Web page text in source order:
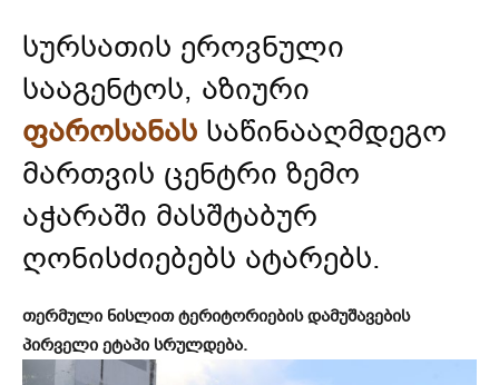
სურსათის ეროვნული
სააგენტოს, აზიური
ფაროსანას საწინააღმდეგო
მართვის ცენტრი ზემო
აჭარაში მასშტაბურ
ღონისძიებებს ატარებს.
თერმული ნისლით ტერიტორიების დამუშავების
პირველი ეტაპი სრულდება.